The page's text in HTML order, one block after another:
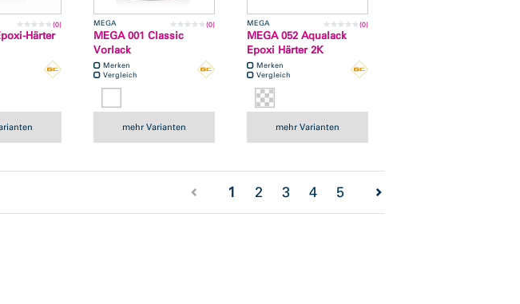
(0)
Härter
MEGA (0)
MEGA 001 Classic
Vorlack
Merken
Vergleich
mehr Varianten
MEGA (0)
MEGA 052 Aqualack
Epoxi Härter 2K
Merken
Vergleich
mehr Varianten
1 (current)
2 3 4 5